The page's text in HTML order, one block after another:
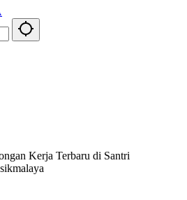
Kerja Terbaru di Santri